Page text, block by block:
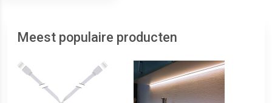
Meest populaire producten